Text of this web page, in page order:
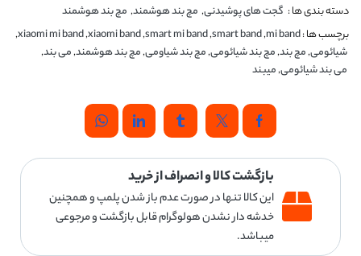
دسته بندی ها : گجت های پوشیدنی, مچ بند هوشمند, مچ بند هوشمند
برچسب ها :mi band
,
smart band
,
smart mi band
,
xiaomi band
,
xiaomi mi band
,
شیائومی,مچ بند,مچ بند شیائومی,مچ بند شیاومی,مچ بند هوشمند,می بند,
می بند شیائومی,میبند
بازگشت کالا و انصراف از خرید
این کالا تنها در صورت عدم باز شدن پلمپ و همچنین
خدشه دار نشدن هولوگرام قابل بازگشت و مرجوعی
میباشد.